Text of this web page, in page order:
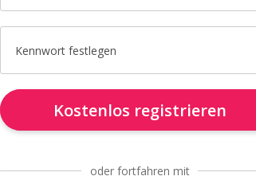
Kennwort festlegen
Kostenlos registrieren
oder fortfahren mit